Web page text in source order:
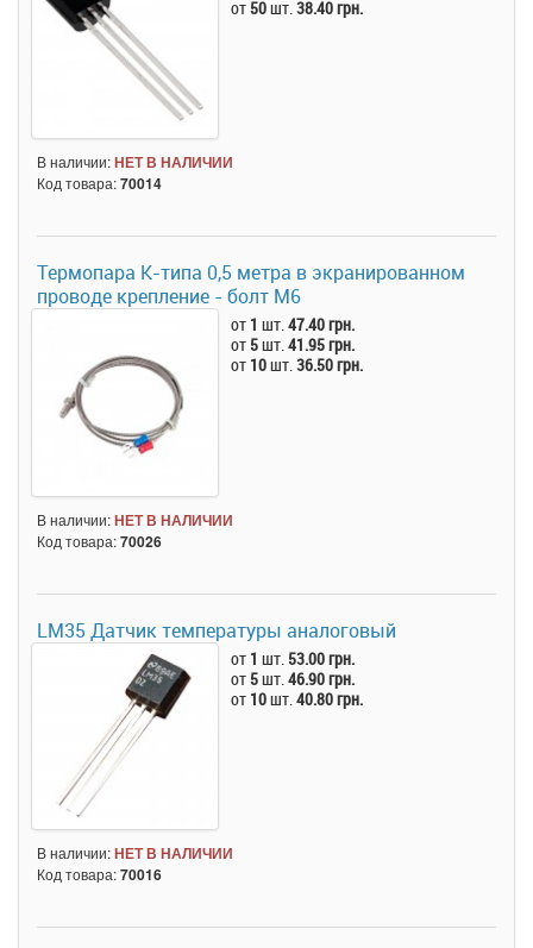
от 50шт.38.40 грн.
В наличии:НЕТ В НАЛИЧИИ
Код товара:70014
Термопара K-типа 0,5 метра в экранированном
проводе крепление - болт М6
от 1 шт.47.40 грн.
от 5шт.41.95 грн.
от 10шт.36.50 грн.
В наличии:НЕТ В НАЛИЧИИ
Код товара:70026
LM35 Датчик температуры аналоговый
от 1 шт. 53.00 грн.
от 5шт.46.90 грн.
от 10шт.40.80 грн.
В наличии:НЕТ В НАЛИЧИИ
Код товара:70016